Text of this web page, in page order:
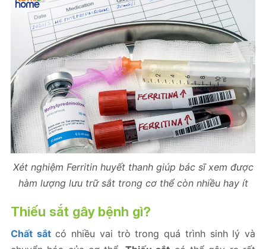
Xét nghiệm Ferritin huyết thanh giúp bác sĩ xem được
hàm lượng lưu trữ sắt trong cơ thể còn nhiều hay ít
Thiếu sắt gây bệnh gì?
Chất sắtcó nhiều vai trò trong quá trình sinh lý và